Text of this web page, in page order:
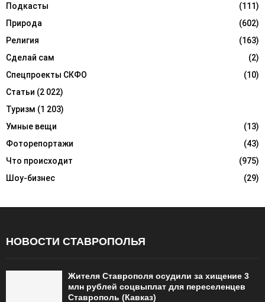
Подкасты
(111)
Природа
(602)
Религия
(163)
Сделай сам
(2)
Спецпроекты СКФО
(10)
Статьи (2 022)
Туризм (1 203)
Умные вещи
(13)
Фоторепортажи
(43)
Что происходит
(975)
Шоу-бизнес
(29)
НОВОСТИ СТАВРОПОЛЬЯ
Жителя Ставрополя осудили за хищение 3
млн рублей соцвыплат для переселенцев
Ставрополь (Кавказ)